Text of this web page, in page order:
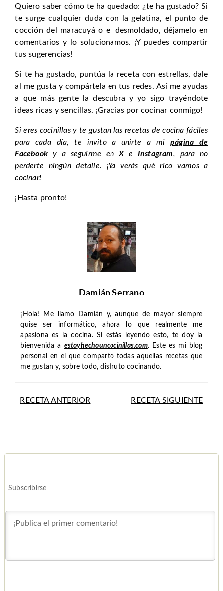
Quiero saber cómo te ha quedado: ¿te ha gustado? Si
te surge cualquier duda con la gelatina, el punto de
cocción del maracuyá o el desmoldado, déjamelo en
comentarios y lo solucionamos. ¡Y puedes compartir
tus sugerencias!
Si te ha gustado, puntúa la receta con estrellas, dale
al me gusta y compártela en tus redes. Así me ayudas
a que más gente la descubra y yo sigo trayéndote
ideas ricas y sencillas. ¡Gracias por cocinar conmigo!
Si eres cocinillas y te gustan las recetas de cocina fáciles
para cada día, te invito a unirte a mipágina de
Facebook y a seguirme enXe Instagram, para no
perderte ningún detalle. ¡Ya verás qué rico vamos a
cocinar!
¡Hasta pronto!
Damián Serrano
¡Hola! Me llamo Damián y, aunque de mayor siempre
quise ser informático, ahora lo que realmente me
apasiona es la cocina. Si estás leyendo esto, te doy la
bienvenida a estoyhechouncocinillas.com. Este es mi blog
personal en el que comparto todas aquellas recetas que
me gustan y, sobre todo, disfruto cocinando.
RECETA ANTERIOR RECETA SIGUIENTE
Subscribirse